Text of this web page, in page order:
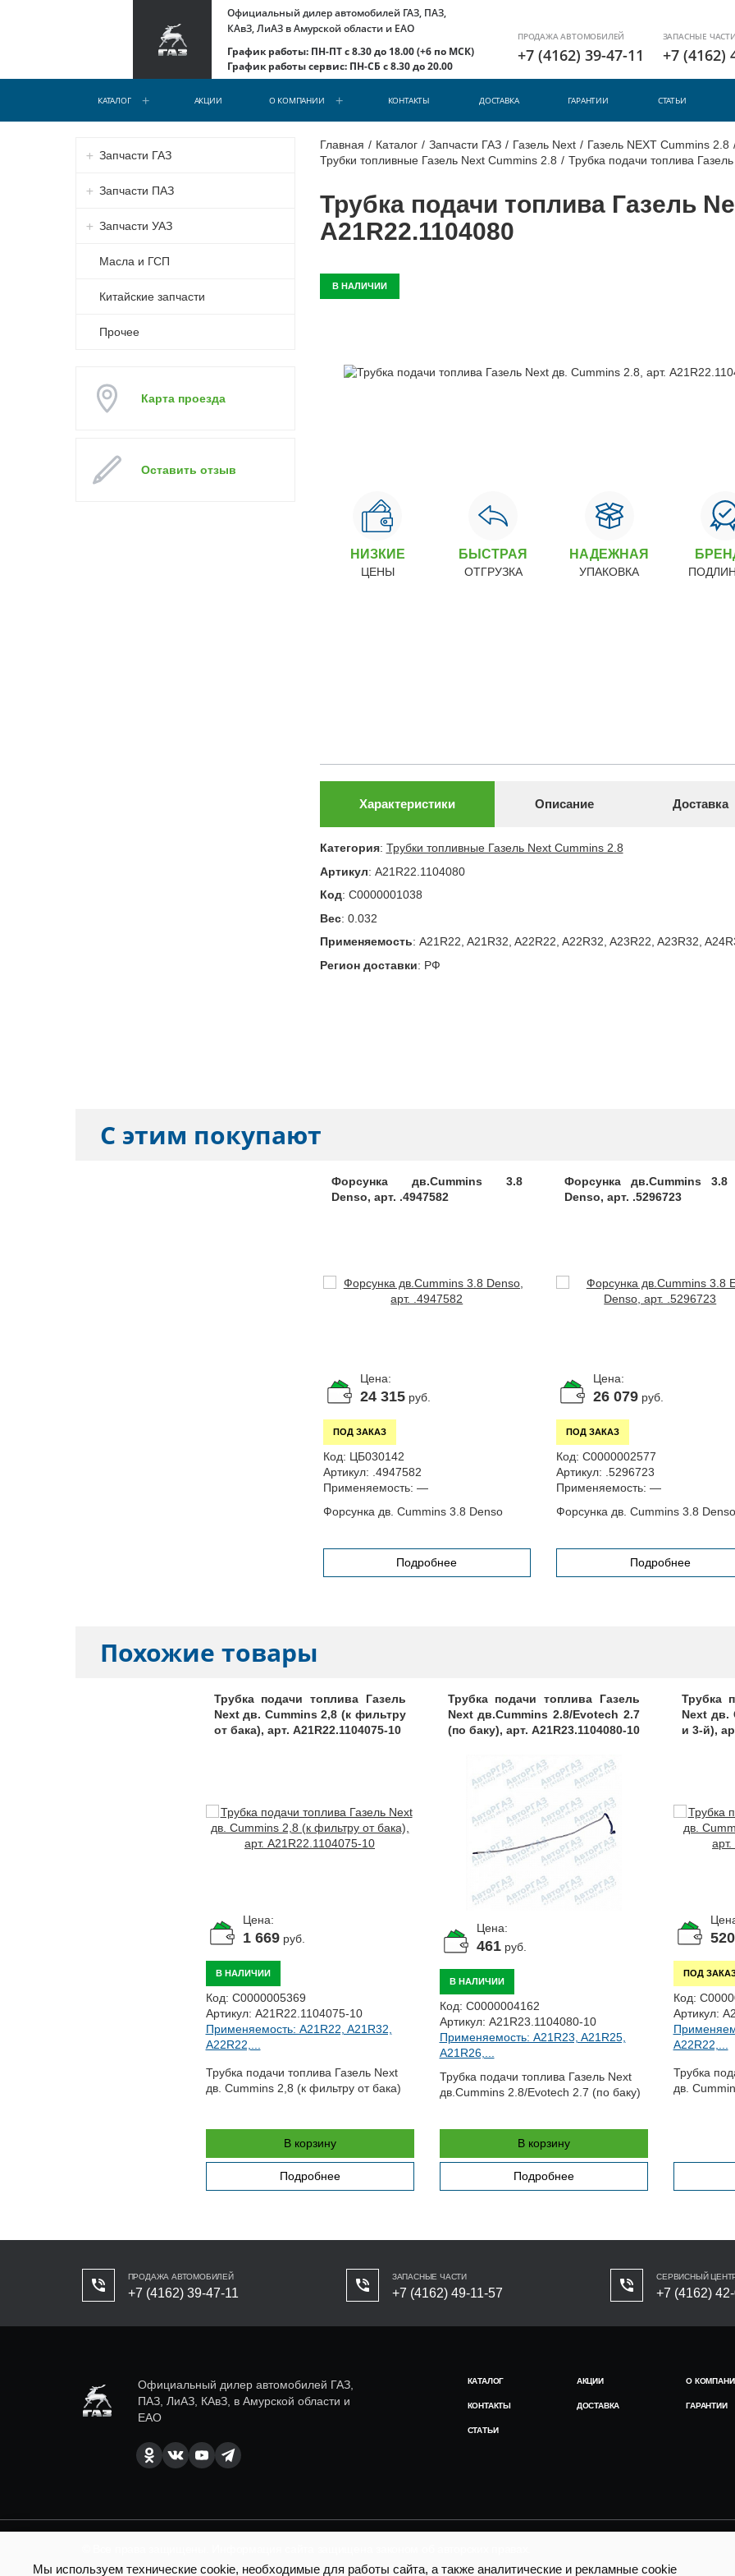
Официальный дилер автомобилей ГАЗ, ПАЗ,
КАвЗ, ЛиАЗ в Амурской области и ЕАО
График работы: ПН-ПТ с 8.30 до 18.00 (+6 по МСК)
График работы сервис: ПН-СБ с 8.30 до 20.00
ПРОДАЖА АВТОМОБИЛЕЙ
+7 (4162) 39-47-11
ЗАПАСНЫЕ
+7 (4162)
КАТАЛОГ АКЦИИ О КОМПАНИИ КОНТАКТЫ ДОСТАВКА ГАРАНТИИ СТАТЬИ
Главная / Каталог / Запчасти ГАЗ / Газель Next / Газель NEXT Cummins 2.8
Трубки топливные Газель Next Cummins 2.8 / Трубка подачи топлива
Трубка подачи топлива Газель
A21R22.1104080
Запчасти ГАЗ
Запчасти ПАЗ
Запчасти УАЗ
Масла и ГСП
Китайские запчасти
Прочее
Карта проезда
Оставить отзыв
В НАЛИЧИИ
НИЗКИЕ
ЦЕНЫ
БЫСТРАЯ
ОТГРУЗКА
НАДЕЖНАЯ
УПАКОВКА
Характеристики Описание Доставка
Категория: Трубки топливные Газель Next Cummins 2.8
Артикул: A21R22.1104080
Код: С0000001038
Вес: 0.032
Применяемость: A21R22, A21R32, A22R22, A22R32, A23R22, A23R32,
Регион доставки: РФ
С этим покупают
Форсунка дв.Cummins 3.8
Denso, арт. .4947582
Цена:
24 315руб.
ПОД ЗАКАЗ
Код: ЦБ030142
Артикул: .4947582
Применяемость: —
Форсунка дв. Cummins 3.8 Denso
Подробнее
Форсунка дв.Cummins 3.8
Denso, арт. .5296723
Цена:
26 079 руб.
ПОД ЗАКАЗ
Код: С0000002577
Артикул: .5296723
Применяемость: —
Форсунка дв. Cummins 3.8 Denso
Подробнее
Похожие товары
Трубка подачи топлива Газель
Next дв. Cummins 2,8 (к фильтру
от бака), арт. A21R22.1104075-10
Цена:
1 669руб.
В НАЛИЧИИ
Код: С0000005369
Артикул: A21R22.1104075-10
Применяемость: A21R22, A21R32,
A22R22,...
Трубка подачи топлива Газель Next
дв. Cummins 2,8 (к фильтру от бака)
В корзину
Подробнее
Трубка подачи топлива Газель
Next дв.Cummins 2.8/Evotech 2.7
(по баку), арт. A21R23.1104080-10
Цена:
461руб.
В НАЛИЧИИ
Код: С0000004162
Артикул: A21R23.1104080-10
Применяемость: A21R23, A21R25,
A21R26,...
Трубка подачи топлива Газель Next
дв.Cummins 2.8/Evotech 2.7 (по баку)
В корзину
Подробнее
Трубка
Next дв.
и 3-й),
520
ПОД
Код:
Артикул:
A22R22,...
Трубка
дв.
ПРОДАЖА АВТОМОБИЛЕЙ
+7 (4162) 39-47-11
ЗАПАСНЫЕ ЧАСТИ
+7 (4162) 49-11-57
СЕРВИСНЫЙ
+7 (4162)
Официальный дилер автомобилей ГАЗ,
ПАЗ, ЛиАЗ, КАвЗ, в Амурской области и
ЕАО
КАТАЛОГ АКЦИИ О
КОНТАКТЫ ДОСТАВКА ГАРАНТИИ
СТАТЬИ
Мы используем технические cookie, необходимые для работы сайта, а также аналитические и рекламные cookie